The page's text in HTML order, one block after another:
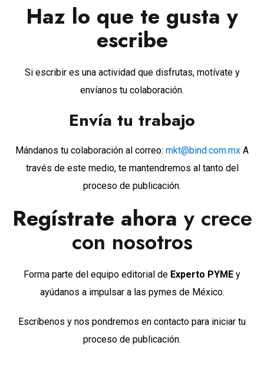
Haz lo que te gusta y
escribe
Si escribir es una actividad que disfrutas, motívate y
envíanos tu colaboración.
Envía tu trabajo
Mándanos tu colaboración al correo: mkt@bind.com.mx A
través de este medio, te mantendremos al tanto del
proceso de publicación.
Regístrate ahora y crece
con nosotros
Forma parte del equipo editorial de Experto PYME y
ayúdanos a impulsar a las pymes de México.
Escríbenos y nos pondremos en contacto para iniciar tu
proceso de publicación.